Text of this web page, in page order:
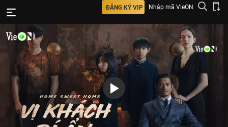
ĐĂNG KÝ VIP Nhập mã VieON